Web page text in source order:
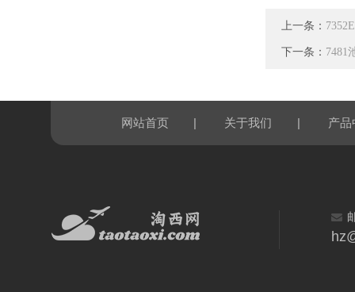
上一条：
下一条： 7481
网站首页 | 关于我们 | 产品